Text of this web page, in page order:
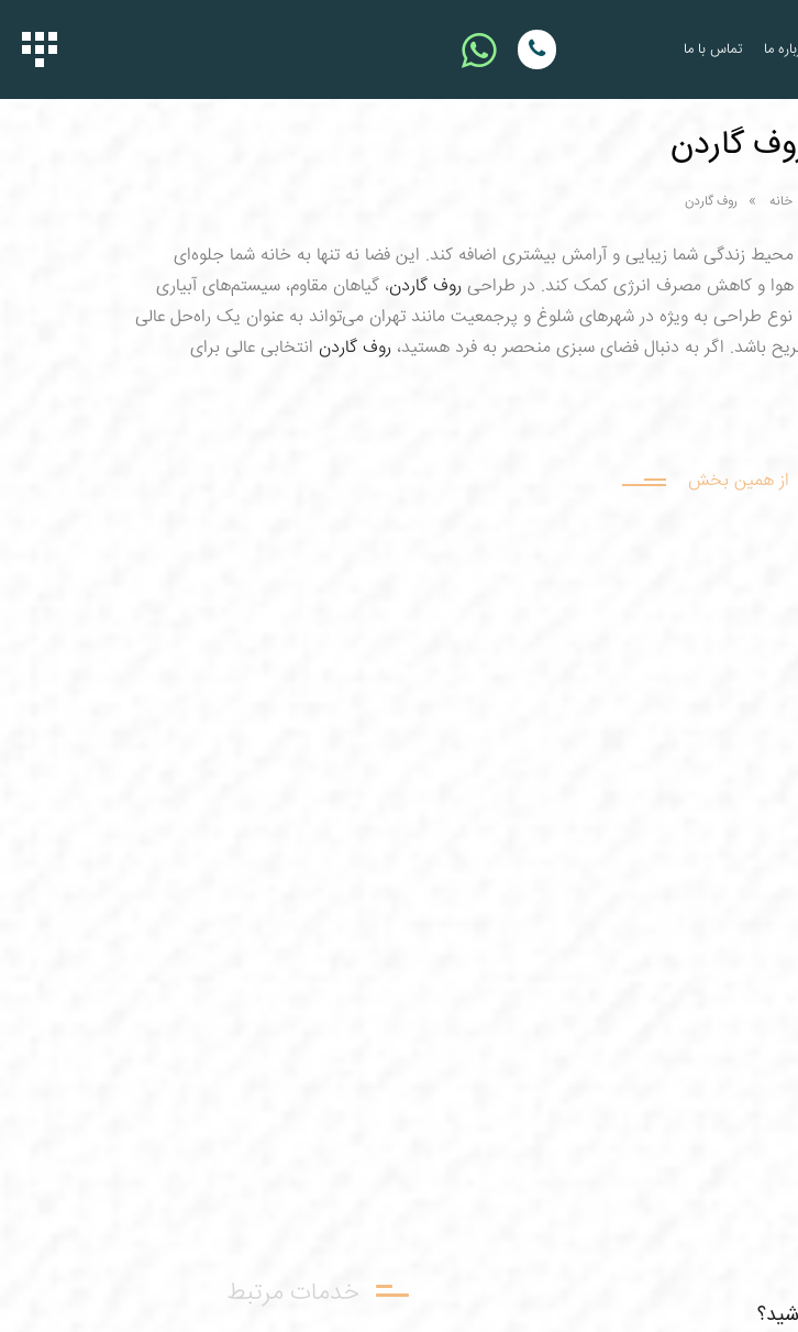
ما تماس با ما
گاردن
خانه روف گاردن
زندگی شما زیبایی و آرامش بیشتری اضافه کند. این فضا نه تنها به خانه شما جلوه‌ای
هوا و کاهش مصرف انرژی کمک کند. در طراحی روف گاردن، گیاهان مقاوم، سیستم‌های آبیاری
نوع طراحی به ویژه در شهرهای شلوغ و پرجمعیت مانند تهران می‌تواند به عنوان یک راه‌حل عالی
باشد. اگر به دنبال فضای سبزی منحصر به فرد هستید، روف گاردن انتخابی عالی برای
از همین بخش
خدمات مرتبط
کنید